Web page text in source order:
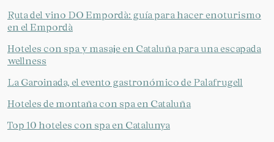
Ruta del vino DO Empordà: guía para hacer enoturismo
en el Empordà
Hoteles con spa y masaje en Cataluña para una escapada
wellness
La Garoinada, el evento gastronómico de Palafrugell
Hoteles de montaña con spa en Cataluña
Top 10 hoteles con spa en Catalunya